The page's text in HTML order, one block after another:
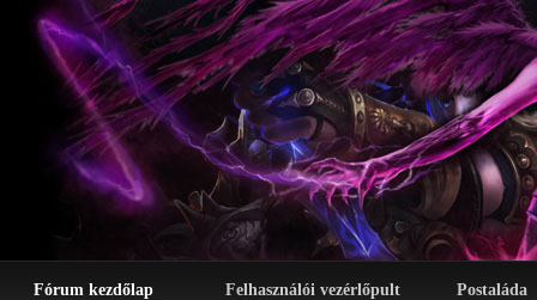
Fórum kezdőlap Felhasználói vezérlőpult Postaláda